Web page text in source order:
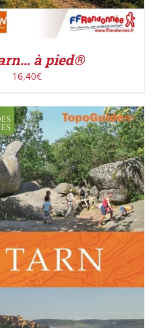
à pied®
16,40€
PRODUIT / DÉTAILS